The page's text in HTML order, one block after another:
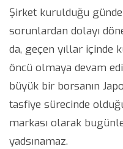
Şirket kurulduğu
sorunlardan dolayı
da, geçen yıllar içinde
öncü olmaya devam
büyük bir borsanın
tasfiye sürecinde
markası olarak
yadsınamaz.